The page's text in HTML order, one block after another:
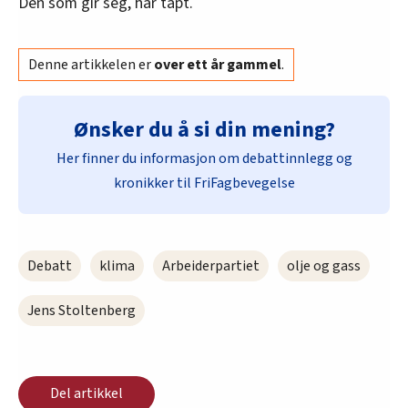
Denne artikkelen erover ett år gammel.
Ønsker du å si din mening?
Her finner du informasjon om debattinnlegg og
kronikker til FriFagbevegelse
Debatt klima Arbeiderpartiet olje og gass
Jens Stoltenberg
Del artikkel